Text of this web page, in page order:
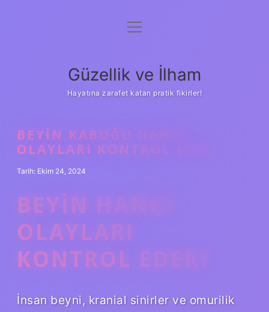
Anasayfa
Yasal Uyarı
menüyü
Güzellik ve İlham
Hayatına zarafet katan pratik fikirler!
BEYIN KABUĞU HANGI
OLAYLARI KONTROL EDER
Tarih: Ekim 24, 2024
BEYIN HANGI
OLAYLARI
KONTROL EDER?
İnsan beyni, kranial sinirler ve omurilik